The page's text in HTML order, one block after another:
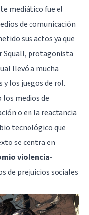
mediático fue el
de comunicación
sus actos ya que
Squall, protagonista
llevó a mucha
los juegos de rol.
medios de
o en la reactancia
tecnológico que
se centra en
violencia-
de prejuicios sociales